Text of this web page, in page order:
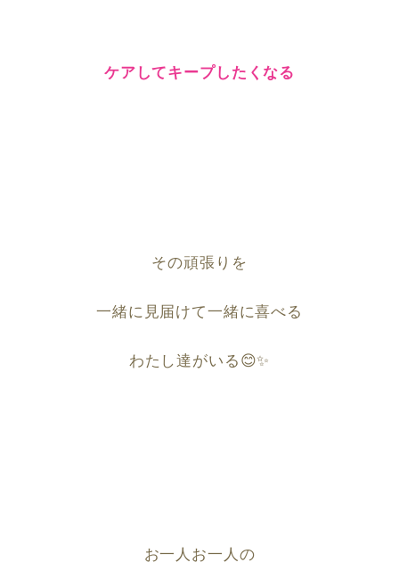
ケアしてキープしたくなる
その頑張りを
一緒に見届けて一緒に喜べる
わたし達がいる 😊✨
お一人お一人の